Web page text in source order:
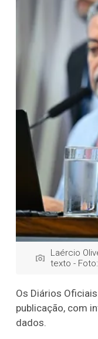
Laércio
texto -
Os Diários
publicação, com
dados.